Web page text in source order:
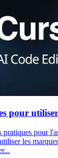
pour
pratiques pour
les